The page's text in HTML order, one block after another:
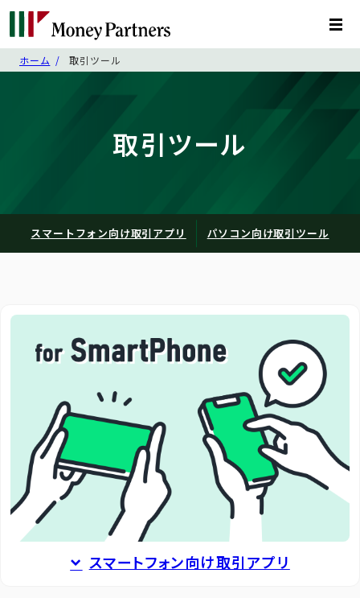
ホーム 取引ツール
取引ツール
スマートフォン向け取引アプリ パソコン向け取引ツール
スマートフォン向け取引アプリ